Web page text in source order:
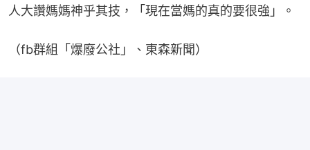
人大讚媽媽神乎其技，「現在當媽的真的要很強」。
（fb群組「爆廢公社」、東森新聞）